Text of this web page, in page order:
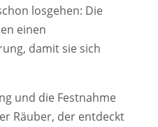
losgehen: Die
einen
damit sie sich
und die Festnahme
Räuber, der entdeckt